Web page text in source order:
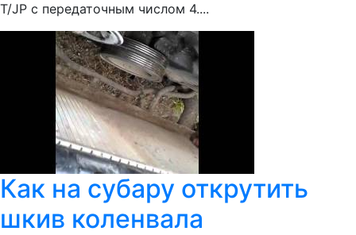
Т/JP с передаточным числом 4....
Как на субару открутить
шкив коленвала